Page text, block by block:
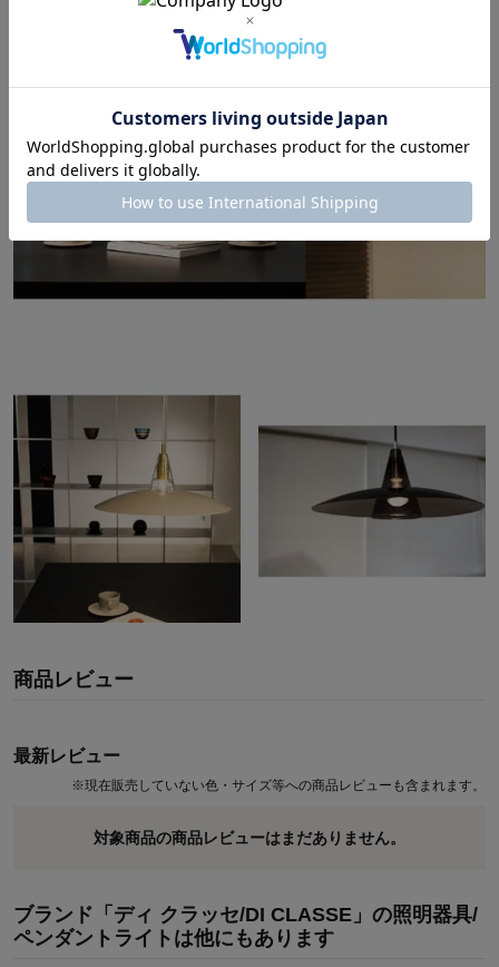
商品レビュー
最新レビュー
※現在販売していない色・サイズ等への商品レビューも含まれます。
対象商品の商品レビューはまだありません。
ブランド「ディ クラッセ/DI CLASSE」の照明器具/
ペンダントライトは他にもあります